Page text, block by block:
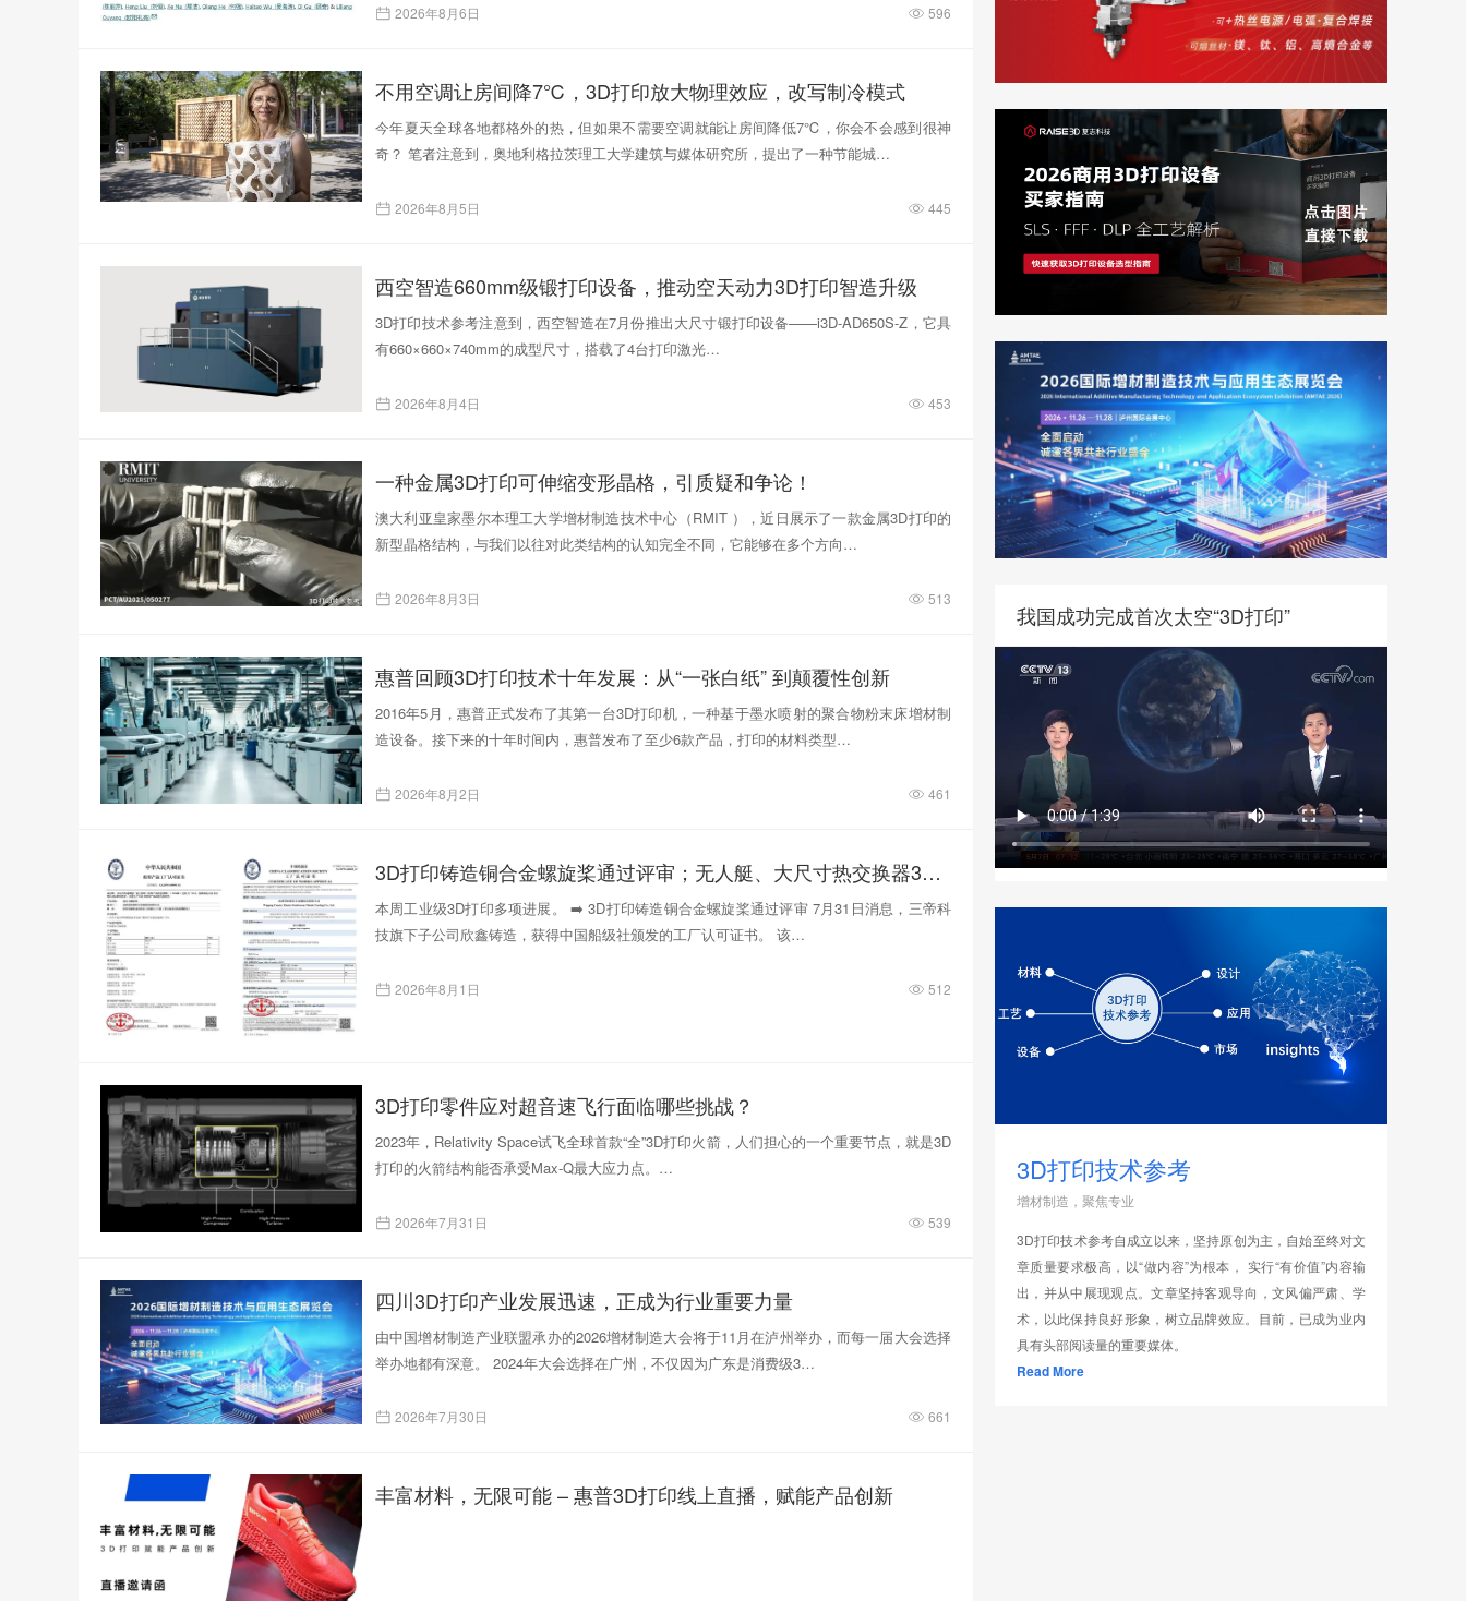
2026年8月6日 596
不用空调让房间降7℃，3D打印放大物理效应，改写制冷模式
今年夏天全球各地都格外的热，但如果不需要空调就能让房间降低7℃，你会不会感到很神
奇？ 笔者注意到，奥地利格拉茨理工大学建筑与媒体研究所，提出了一种节能城…
2026年8月5日 445
西空智造660mm级锻打印设备，推动空天动力3D打印智造升级
3D打印技术参考注意到，西空智造在7月份推出大尺寸锻打印设备——i3D-AD650S-Z，它具
有660×660×740mm的成型尺寸，搭载了4台打印激光…
2026年8月4日 453
一种金属3D打印可伸缩变形晶格，引质疑和争论！
澳大利亚皇家墨尔本理工大学增材制造技术中心（RMIT ），近日展示了一款金属3D打印的
新型晶格结构，与我们以往对此类结构的认知完全不同，它能够在多个方向…
2026年8月3日 513
惠普回顾3D打印技术十年发展：从“一张白纸” 到颠覆性创新
2016年5月，惠普正式发布了其第一台3D打印机，一种基于墨水喷射的聚合物粉末床增材制
造设备。接下来的十年时间内，惠普发布了至少6款产品，打印的材料类型…
2026年8月2日 461
3D打印铸造铜合金螺旋桨通过评审；无人艇、大尺寸热交换器3D打印；人民网报道两家3D打印企业
本周工业级3D打印多项进展。 ➡️ 3D打印铸造铜合金螺旋桨通过评审 7月31日消息，三帝科
技旗下子公司欣鑫铸造，获得中国船级社颁发的工厂认可证书。 该…
2026年8月1日 512
3D打印零件应对超音速飞行面临哪些挑战？
2023年，Relativity Space试飞全球首款“全”3D打印火箭，人们担心的一个重要节点，就是3D
打印的火箭结构能否承受Max-Q最大应力点。…
2026年7月31日 539
四川3D打印产业发展迅速，正成为行业重要力量
由中国增材制造产业联盟承办的2026增材制造大会将于11月在泸州举办，而每一届大会选择
举办地都有深意。 2024年大会选择在广州，不仅因为广东是消费级3…
2026年7月30日 661
丰富材料，无限可能 – 惠普3D打印线上直播，赋能产品创新
我国成功完成首次太空“3D打印”
3D打印技术参考
增材制造，聚焦专业
3D打印技术参考自成立以来，坚持原创为主，自始至终对文
章质量要求极高，以“做内容”为根本， 实行“有价值”内容输
出，并从中展现观点。文章坚持客观导向，文风偏严肃、学
术，以此保持良好形象，树立品牌效应。目前，已成为业内
具有头部阅读量的重要媒体。
Read More